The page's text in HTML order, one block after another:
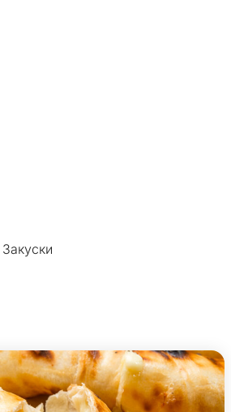
Закуски